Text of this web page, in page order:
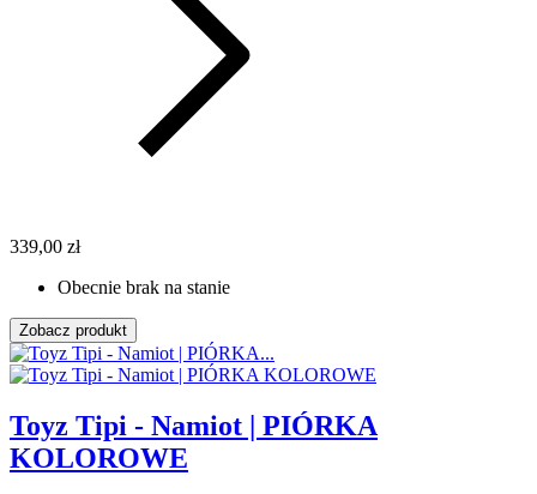
339,00 zł
Obecnie brak na stanie
Zobacz produkt
Toyz Tipi - Namiot | PIÓRKA
KOLOROWE